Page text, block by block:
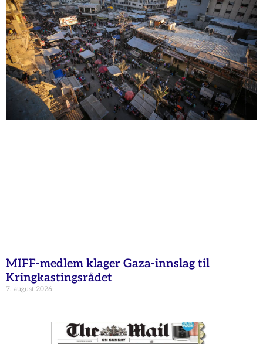
MIFF-medlem klager Gaza-innslag til
Kringkastingsrådet
7. august 2026